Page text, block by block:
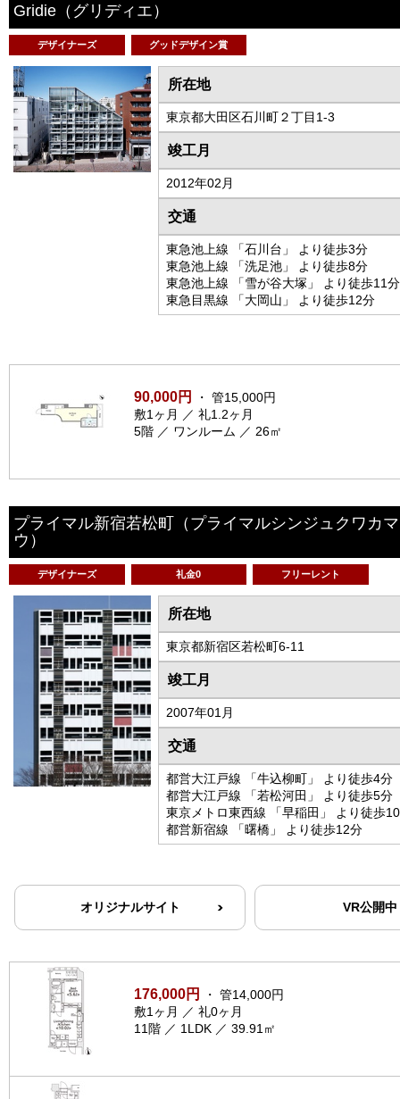
Gridie （グリディエ）
デザイナーズ グッドデザイン賞
所在地
東京都大田区石川町２丁目1-3
竣工月
2012年02月
交通
東急池上線 「石川台」 より徒歩3分
東急池上線 「洗足池」 より徒歩8分
東急池上線 「雪が谷大塚」 より徒歩11分
東急目黒線 「大岡山」 より徒歩12分
90,000円
・ 管15,000円
敷1ヶ月 ／ 礼1.2ヶ月
5階 ／ ワンルーム ／ 26㎡
プライマル新宿若松町 （プライマルシンジュクワカ
ウ）
デザイナーズ 礼金0 フリーレント
所在地
東京都新宿区若松町6-11
竣工月
2007年01月
交通
都営大江戸線 「牛込柳町」 より徒歩4分
都営大江戸線 「若松河田」 より徒歩5分
東京メトロ東西線 「早稲田」 より徒歩
都営新宿線 「曙橋」 より徒歩12分
オリジナルサイト VR公開中
176,000円
・ 管14,000円
敷1ヶ月 ／ 礼0ヶ月
11階 ／ 1LDK ／ 39.91㎡